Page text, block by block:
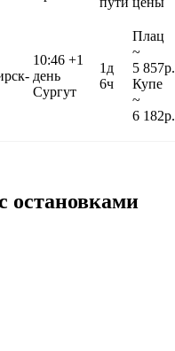
10:46 +1
день
Сургут
1д
6ч
Плац
~
5 857р.
Купе
~
6 182р.
остановками